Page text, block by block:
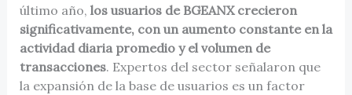
último año, los usuarios de BGEANX crecieron
significativamente, con un aumento constante en la
actividad diaria promedio y el volumen de
transacciones. Expertos del sector señalaron que
la expansión de la base de usuarios es un factor